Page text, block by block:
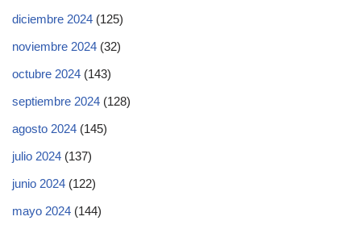
diciembre 2024 (125)
noviembre 2024 (32)
octubre 2024 (143)
septiembre 2024 (128)
agosto 2024 (145)
julio 2024 (137)
junio 2024 (122)
mayo 2024 (144)